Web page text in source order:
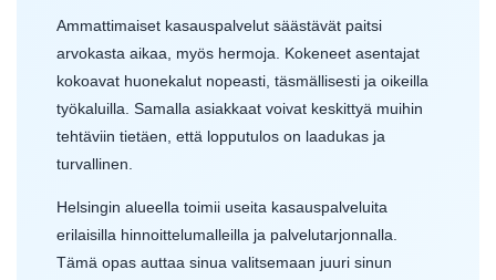
Ammattimaiset kasauspalvelut säästävät paitsi
arvokasta aikaa, myös hermoja. Kokeneet asentajat
kokoavat huonekalut nopeasti, täsmällisesti ja oikeilla
työkaluilla. Samalla asiakkaat voivat keskittyä muihin
tehtäviin tietäen, että lopputulos on laadukas ja
turvallinen.
Helsingin alueella toimii useita kasauspalveluita
erilaisilla hinnoittelumalleilla ja palvelutarjonnalla.
Tämä opas auttaa sinua valitsemaan juuri sinun